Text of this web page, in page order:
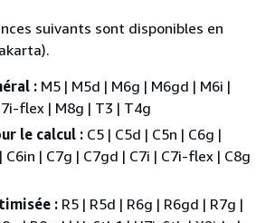
suivants sont disponibles en
: M5 | M5d | M6g | M6gd | M6i |
flex | M8g | T3 | T4g
le calcul : C5 | C5d | C5n | C6g |
C6in | C7g | C7gd | C7i | C7i-flex | C8g
: R5 | R5d | R6g | R6gd | R7g |